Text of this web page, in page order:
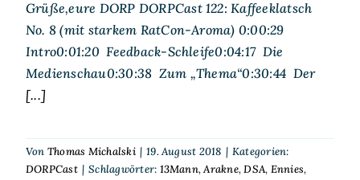
Grüße,eure DORP DORPCast 122: Kaffeeklatsch
No. 8 (mit starkem RatCon-Aroma) 0:00:29
Intro0:01:20 Feedback-Schleife0:04:17 Die
Medienschau0:30:38 Zum „Thema“0:30:44 Der
[...]
Von Thomas Michalski | 19. August 2018 | Kategorien:
DORPCast | Schlagwörter: 13Mann,Arakne,DSA, Ennies,